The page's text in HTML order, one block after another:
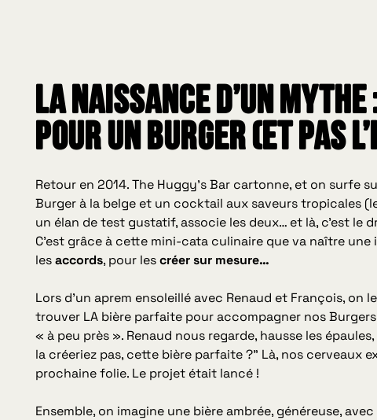
La naissance d’un
pour un Burger (et pas
Retour en 2014. The Huggy’s Bar cartonne, et on surfe
Burger à la belge et un cocktail aux saveurs tropicales
un élan de test gustatif, associe les deux… et là, c’est le
C’est grâce à cette mini-cata culinaire que va naître
lesaccords, pour lescréer sur mesure…
Lors d’un aprem ensoleillé avec Renaud et François,
trouver LA bière parfaite pour accompagner nos
« à peu près ». Renaud nous regarde, hausse les
la créeriez pas, cette bière parfaite ?” Là, nos
prochaine folie. Le projet était lancé !
Ensemble, on imagine une bière ambrée, généreuse,